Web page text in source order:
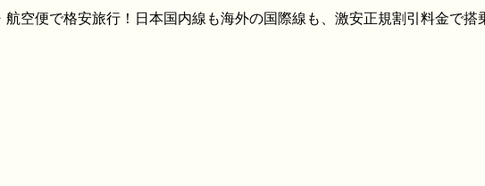
空便で格安旅行！日本国内線も海外の国際線も、激安正規割引料金で搭